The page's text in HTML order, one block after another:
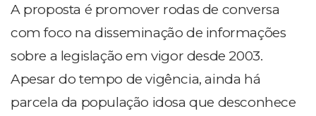
A proposta é promover rodas de conversa
com foco na disseminação de informações
sobre a legislação em vigor desde 2003.
Apesar do tempo de vigência, ainda há
parcela da população idosa que desconhece